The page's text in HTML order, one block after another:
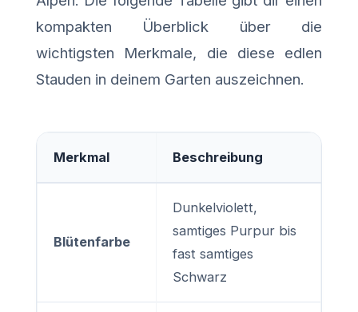
kompakten Überblick über die
wichtigsten Merkmale, die diese edlen
Stauden in deinem Garten auszeichnen.
Merkmal Beschreibung
Blütenfarbe
Dunkelviolett,
samtiges Purpur bis
fast samtiges
Schwarz